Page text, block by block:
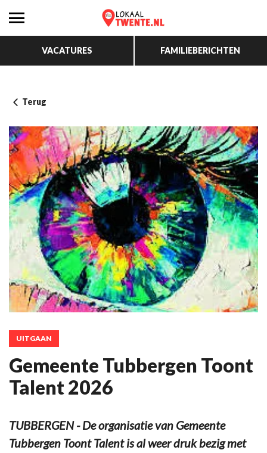
VACATURES FAMILIEBERICHTEN
Terug
UITGAAN
Gemeente Tubbergen Toont
Talent 2026
TUBBERGEN - De organisatie van Gemeente
Tubbergen Toont Talent is al weer druk bezig met